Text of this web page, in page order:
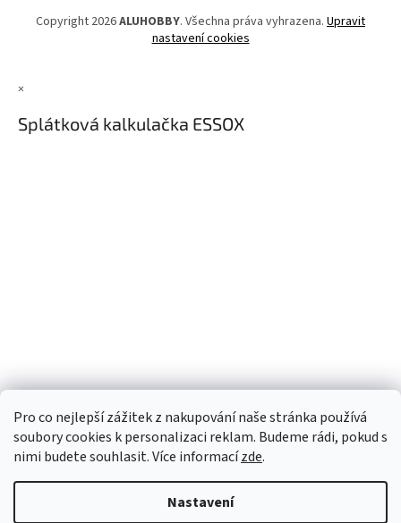
Pro co nejlepší zážitek z nakupování naše stránka používá
soubory cookies k personalizaci reklam. Budeme rádi, pokud s
nimi budete souhlasit. Více informacízde.
Nastavení
Copyright 2026ALUHOBBY. Všechna práva vyhrazena. Upravit
nastavení cookies
×
Splátková kalkulačka ESSOX